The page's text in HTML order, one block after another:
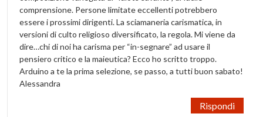
comprensione. Persone limitate eccellenti potrebbero
essere i prossimi dirigenti. La sciamaneria carismatica, in
versioni di culto religioso diversificato, la regola. Mi viene da
dire…chi di noi ha carisma per “in-segnare” ad usare il
pensiero critico e la maieutica? Ecco ho scritto troppo.
Arduino a te la prima selezione, se passo, a tutti buon sabato!
Alessandra
Rispondi